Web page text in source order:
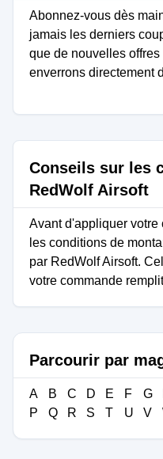
Abonnez-vous dès
jamais les derniers
que de nouvelles
enverrons directement
Conseils sur les
RedWolf Airsoft
Avant d'appliquer votre
les conditions de
par RedWolf Airsoft.
votre commande
Parcourir par
A B C D E F G
P
Q R S T U V